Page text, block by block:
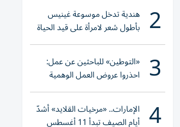
2 هندية تدخل موسوعة غينيس
بأطول شعر لامرأة على قيد الحياة
3 «التوطين» للباحثين عن عمل:
احذروا عروض العمل الوهمية
وتحققوا عبر «الباركود»
4 الإمارات.. «مرخيات القلايد» أشدّ
أيام الصيف تبدأ 11 أغسطس